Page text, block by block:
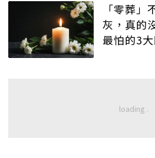
「零葬」
灰，真的
最怕的3